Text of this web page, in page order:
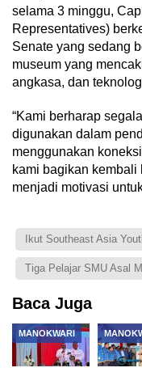
selama 3 minggu,
Representatives)
Senate yang sedang
museum yang
angkasa, dan
“Kami berharap
digunakan dalam
menggunakan
kami bagikan kembali
menjadi motivasi
Ikut Southeast Asia
Tiga Pelajar SMU Asal
Baca Juga
MANOKWARI